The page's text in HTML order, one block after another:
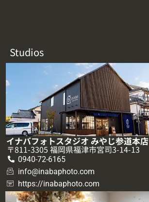
Studios
イナバフォトスタジオ みやじ参道本店
〒811-3305 福岡県福津市宮司3-14-13
0940-72-6165
info@inabaphoto.com
https://inabaphoto.com